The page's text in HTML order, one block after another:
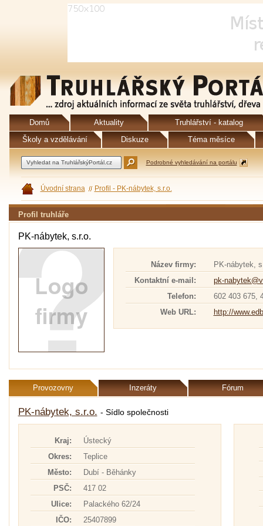
Domů Aktuality
Truhlářství - katalog
Školy a vzdělávání
Diskuze Téma měsíce
Podrobné vyhledávání na portálu
Úvodní strana Profil - PK-nábytek, s.r.o.
Profil truhláře
PK-nábytek, s.r.o.
Název firmy:
PK-nábytek,
Kontaktní e-mail:
pk-
Telefon:
602 403 675,
Web URL:
http://
Provozovny Inzeráty Fórum
PK-nábytek, s.r.o. - Sídlo společnosti
Kraj:
Ústecký
Okres:
Teplice
Město:
Dubí - Běhánky
PSČ:
417 02
Ulice:
Palackého 62/24
IČO:
25407899